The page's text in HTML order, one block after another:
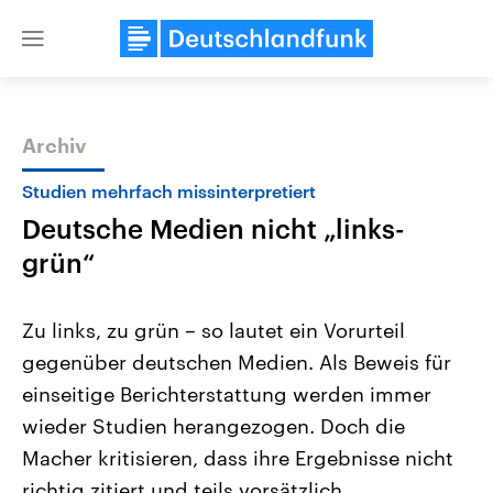
Close
Themen
Landtagswahl Sachsen-Anhalt
2026
Alle Informationen
Sachsen-Anhalt wählt am 6.
September 2026 einen neuen
Landtag. Seit 2021 wird das
Bundesland von einer Koalition aus
Aktuelle Beiträge,
Hintergründe
Wirtschaftlich und
gehören die Vereinigten
den mächtigsten Ländern
mit großem Einfluss auf
Archiv
Studien mehrfach missinterpretiert
Deutsche Medien nicht „links-
grün“
Zu links, zu grün – so lautet ein Vorurteil
gegenüber deutschen Medien. Als Beweis für
einseitige Berichterstattung werden immer
wieder Studien herangezogen. Doch die
Macher kritisieren, dass ihre Ergebnisse nicht